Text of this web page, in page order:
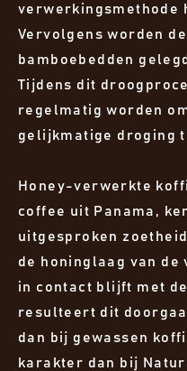
verwerkingsmethode
Vervolgens worden
bamboebedden
Tijdens dit
regelmatig worden
gelijkmatige droging
Honey-verwerkte
coffee uit Panama,
uitgesproken
de honinglaag van
in contact blijft met
resulteert dit
dan bij gewassen
karakter dan bij